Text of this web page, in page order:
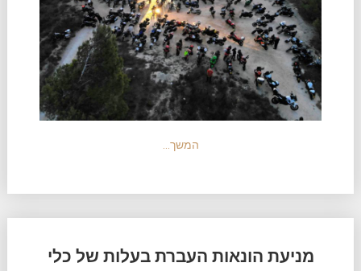
המשך…
מניעת הונאות העברת בעלות של כלי